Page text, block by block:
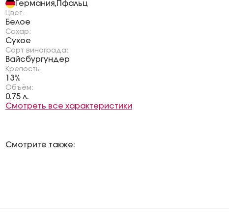
Германия,Пфальц
Цвет:
Белое
Сахар:
Сухое
Сорт винограда:
Вайсбургундер
Крепость:
13%
Объём:
0.75 л.
Смотреть все характеристики
Смотрите также: